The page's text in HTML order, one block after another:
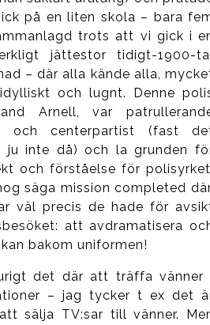
på en liten skola – bara
trots att vi gick i
jättestor tidigt-1900-
– där alla kände alla,
och lugnt. Denne
Arnell, var
och centerpartist (fast
ju inte då) och la grunden
och förståelse för
säga mission completed
väl precis de hade för
att avdramatisera
bakom uniformen!
det där att träffa vänner
– jag tycker t ex det
sälja TV:sar till vänner.